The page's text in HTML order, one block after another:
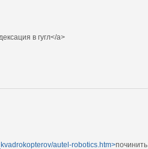
в гугл</a>
autel-robotics.htm>починить